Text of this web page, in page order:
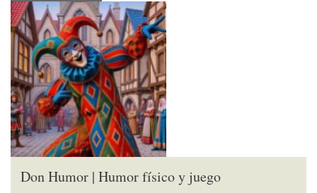
Don Humor | Humor físico y juego